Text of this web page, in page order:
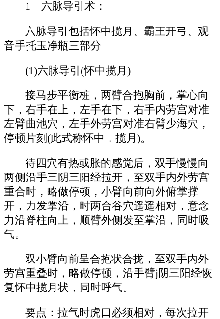
1 六脉导引术：
六脉导引包括怀中揽月、霸王开弓、观
音手托玉净瓶三部分
(1)六脉导引(怀中揽月)
接马步平衡桩，两臂合抱胸前，掌心向
下，右手在上，左手在下，右手内劳宫对准
左臂曲池穴，左手外劳宫对准右臂少海穴，
停顿片刻(此式称怀中，揽月)。
待四穴有热或胀的感觉后，双手慢慢向
两侧沿手三阴三阳经拉开，至双手内外劳宫
重合时，略做停顿，小臂向前向外俯掌撑
开，力发掌沿，时两合谷穴遥遥相对，意念
力沿脊柱向上，顺臂外侧发至掌沿，同时吸
气。
双小臂向前呈合抱状合拢，至双手内外
劳宫重叠时，略做停顿，沿手臂j阴三阳经恢
复怀中揽月状，同时呼气。
要点：拉气时虎口必须相对，每次拉开